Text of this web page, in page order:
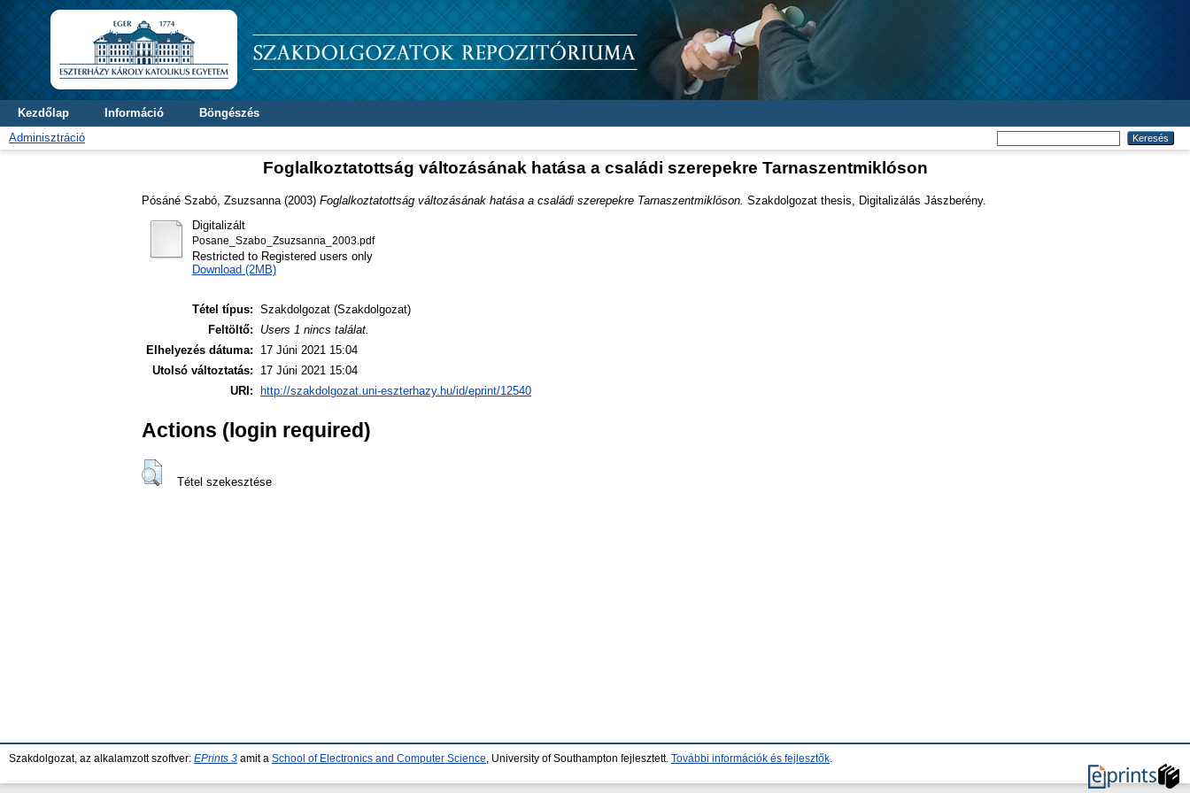
Kezdőlap Információ
Böngészés
Adminisztráció
Foglalkoztatottság változásának hatása a családi szerepekre Tarnaszentmiklóson
Pósáné Szabó, Zsuzsanna (2003) Foglalkoztatottság változásának hatása a családi szerepekre Tarnaszentmiklóson. Szakdolgozat thesis, Digitalizálás Jászberény.
Digitalizált
Posane_Szabo_Zsuzsanna_2003.pdf
Restricted to Registered users only
Download (2MB)
Tétel típus: Szakdolgozat (Szakdolgozat)
Feltöltő:
Users 1 nincs találat.
Elhelyezés dátuma:
17 Júni 2021 15:04
Utolsó változtatás:
17 Júni 2021 15:04
URI:
http://szakdolgozat.uni-eszterhazy.hu/id/eprint/12540
Actions (login required)
Tétel szekesztése
Szakdolgozat, az alkalamzott szoftver: EPrints 3 amit a School of Electronics and Computer Science , University of Southampton fejlesztett. További információk és fejlesztők